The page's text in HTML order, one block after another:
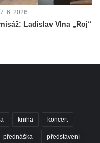
6. 2026
Ladislav Vlna „Roj“
kniha koncert
přednáška představení